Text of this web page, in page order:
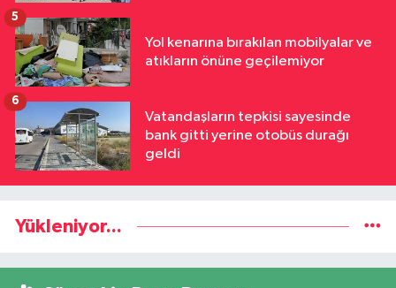
Yol kenarına bırakılan mobilyalar ve
atıkların önüne geçilemiyor
5
Vatandaşların tepkisi sayesinde
bank gitti yerine otobüs durağı
geldi
6
Yükleniyor...